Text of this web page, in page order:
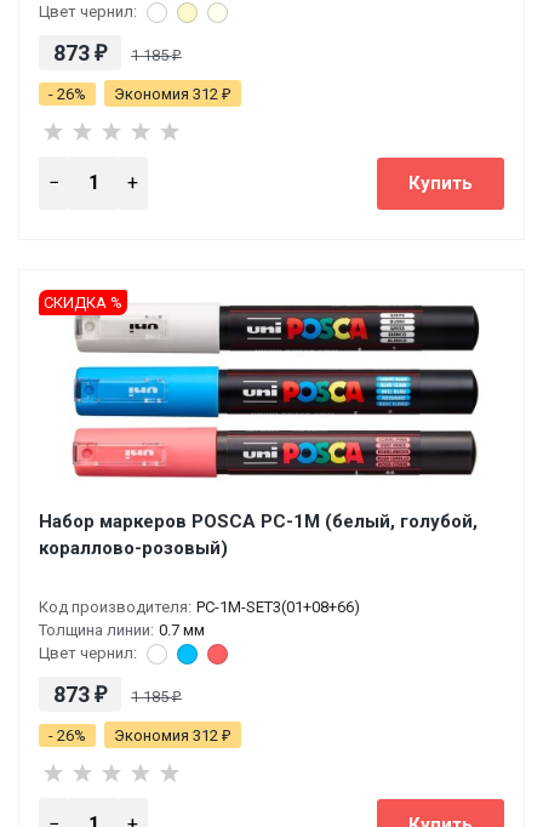
Цвет чернил:
873 ₽ 1 185₽
- 26% Экономия 312 ₽
Набор маркеров POSCA PC-1M (белый, голубой,
кораллово-розовый)
Код производителя: PC-1M-SET3(01+08+66)
Толщина линии: 0.7 мм
Цвет чернил:
873 ₽ 1 185₽
- 26% Экономия 312 ₽
СКИДКА %